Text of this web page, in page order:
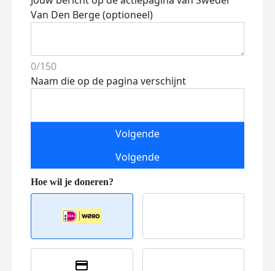
Van Den Berge (optioneel)
0/150
Naam die op de pagina verschijnt
Volgende
Volgende